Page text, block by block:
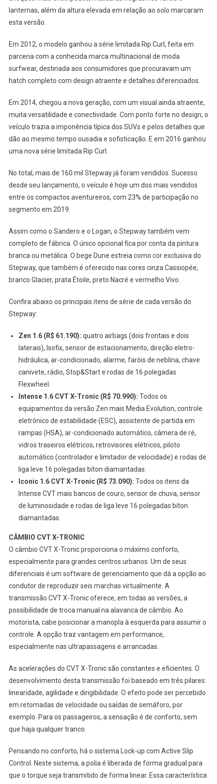
lanternas, além da altura elevada em relação ao solo marcaram
esta versão.
Em 2012, o modelo ganhou a série limitada Rip Curl, feita em
parceria com a conhecida marca multinacional de moda
surfwear, destinada aos consumidores que procuravam um
hatch completo com design atraente e detalhes diferenciados.
Em 2014, chegou a nova geração, com um visual ainda atraente,
muita versatilidade e conectividade. Com ponto forte no design, o
veículo trazia a imponência típica dos SUVs e pelos detalhes que
dão ao mesmo tempo ousadia e sofisticação. E em 2016 ganhou
uma nova série limitada Rip Curl.
No total, mais de 160 mil Stepway já foram vendidos. Sucesso
desde seu lançamento, o veículo é hoje um dos mais vendidos
entre os compactos aventureiros, com 23% de participação no
segmento em 2019.
Assim como o Sandero e o Logan, o Stepway também vem
completo de fábrica. O único opcional fica por conta da pintura
branca ou metálica. O bege Dune estreia como cor exclusiva do
Stepway, que também é oferecido nas cores cinza Cassiopée,
branco Glacier, prata Étoile, preto Nacré e vermelho Vivo.
Confira abaixo os principais itens de série de cada versão do
Stepway:
Zen 1.6 (R$ 61.190): quatro airbags (dois frontais e dois
laterais), Isofix, sensor de estacionamento, direção eletro-
hidráulica, ar-condicionado, alarme, faróis de neblina, chave
canivete, rádio, Stop&Start e rodas de 16 polegadas
Flexwheel.
Intense 1.6 CVT X-Tronic (R$ 70.990): Todos os
equipamentos da versão Zen mais Media Evolution, controle
eletrônico de estabilidade (ESC), assistente de partida em
rampas (HSA), ar-condicionado automático, câmera de ré,
vidros traseiros elétricos, retrovisores elétricos, piloto
automático (controlador e limitador de velocidade) e rodas de
liga leve 16 polegadas bíton diamantadas.
Iconic 1.6 CVT X-Tronic (R$ 73.090): Todos os itens da
Intense CVT mais bancos de couro, sensor de chuva, sensor
de luminosidade e rodas de liga leve 16 polegadas bíton
diamantadas.
CÂMBIO CVT X-TRONIC
O câmbio CVT X-Tronic proporciona o máximo conforto,
especialmente para grandes centros urbanos. Um de seus
diferenciais é um software de gerenciamento que dá a opção ao
condutor de reproduzir seis marchas virtualmente. A
transmissão CVT X-Tronic oferece, em todas as versões, a
possibilidade de troca manual na alavanca de câmbio. Ao
motorista, cabe posicionar a manopla à esquerda para assumir o
controle. A opção traz vantagem em performance,
especialmente nas ultrapassagens e arrancadas.
As acelerações do CVT X-Tronic são constantes e eficientes. O
desenvolvimento desta transmissão foi baseado em três pilares:
linearidade, agilidade e dirigibilidade. O efeito pode ser percebido
em retomadas de velocidade ou saídas de semáforo, por
exemplo. Para os passageiros, a sensação é de conforto, sem
que haja qualquer tranco.
Pensando no conforto, há o sistema Lock-up com Active Slip
Control. Neste sistema, a polia é liberada de forma gradual para
que o torque seja transmitido de forma linear. Essa característica